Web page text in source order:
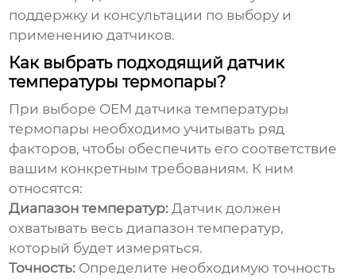
поддержку и консультации по выбору и
применению датчиков.
Как выбрать подходящий датчик
температуры термопары?
При выборе OEM датчика температуры
термопары необходимо учитывать ряд
факторов, чтобы обеспечить его соответствие
вашим конкретным требованиям. К ним
относятся:
Диапазон температур: Датчик должен
охватывать весь диапазон температур,
который будет измеряться.
Точность: Определите необходимую точность